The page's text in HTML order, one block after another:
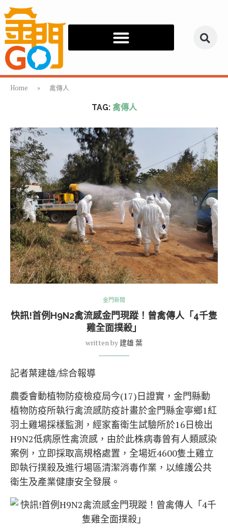
Home » 禽傳人
TAG: 禽傳人
金門新聞
快訊!首例H9N2禽流感金門現蹤！曾禽傳人「4千隻
雞全面撲殺」
written by 建雄 葉
記者葉建雄/綜合報導
農委會動植物防疫檢疫局今(17)日證實，金門縣動
植物防疫所執行禽流感防疫計畫於金門縣金寧鄉1紅
羽土雞場採樣監測，經家畜衛生試驗所於16日檢出
H9N2低病原性禽流感，由於此株病毒曾有人類感染
案例，立即採取高規格處置，全場近4600隻土雞立
即執行撲殺及進行場區清潔消毒作業，以維護公共
衛生及產業健康安全發展。